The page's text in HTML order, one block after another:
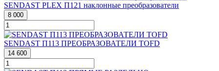
SENDAST PLEX П121 наклонные преобразователи
8 000
SENDAST П113 ПРЕОБРАЗОВАТЕЛИ TOFD
14 600